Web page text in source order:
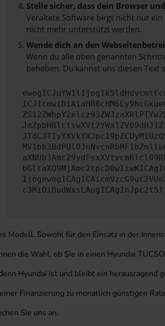
Stelle sicher, dass dein Browser
Veraltete Software birgt nicht nur
nicht mehr unterstützt werden.
Wende dich an den
Wenn du alle oben genannten
beheben. Du kannst uns diesen
Modell. Sowohl für den Einsatz in der
die Wahl, ob Sie in einen Hyundai
Hyundai ist und bleibt ein
Finanzierung zu monatlich günstigen
Sie uns an.